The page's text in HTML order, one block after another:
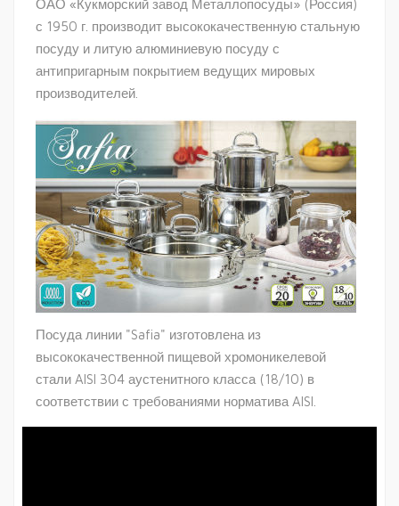
ОАО «Кукморский завод Металлопосуды» (Россия)
с 1950 г. производит высококачественную стальную
посуду и литую алюминиевую посуду с
антипригарным покрытием ведущих мировых
производителей.
Посуда линии "Safia" изготовлена из
высококачественной пищевой хромоникелевой
стали AISI 304 аустенитного класса (18/10) в
соответствии с требованиями норматива AISI.